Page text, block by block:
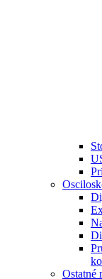
Ostatné